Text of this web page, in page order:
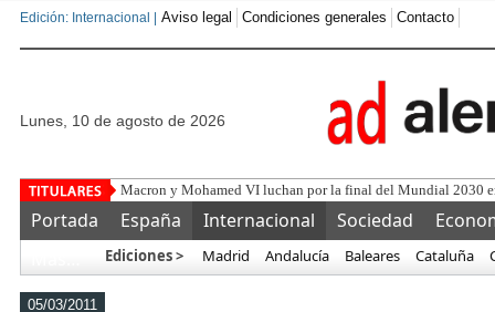
Edición: Internacional | Aviso legal Condiciones generales Contacto
lunes, 10 de agosto de 2026
Al menos 71 muertos po
Portada España Internacional Sociedad
Ediciones > Madrid Andalucía Baleares Cataluña
05/03/2011